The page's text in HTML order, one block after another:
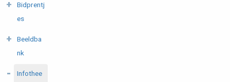
Bidprentj
es
Beeldba
nk
Infothee